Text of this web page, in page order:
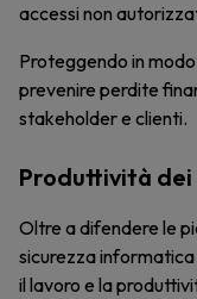
accessi non
Proteggendo in
prevenire perdite
stakeholder e clienti.
Produttività
Oltre a difendere le
sicurezza
il lavoro e la